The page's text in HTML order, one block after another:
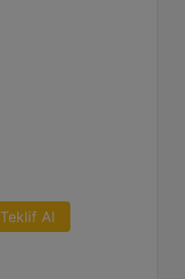
Teklif Al